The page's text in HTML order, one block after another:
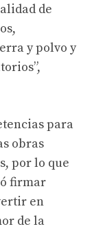
de
y polvo y
para
obras
por lo que
firmar
en
de la